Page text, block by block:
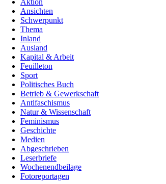
Aktion
Ansichten
Schwerpunkt
Thema
Inland
Ausland
Kapital & Arbeit
Feuilleton
Sport
Politisches Buch
Betrieb & Gewerkschaft
Antifaschismus
Natur & Wissenschaft
Feminismus
Geschichte
Medien
Abgeschrieben
Leserbriefe
Wochenendbeilage
Fotoreportagen